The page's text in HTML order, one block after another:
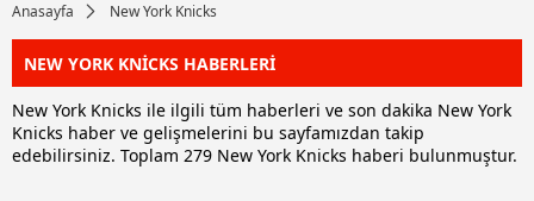
Anasayfa New York Knicks
NEW YORK KNİCKS HABERLERİ
New York Knicks ile ilgili tüm haberleri ve son dakika New York
Knicks haber ve gelişmelerini bu sayfamızdan takip
edebilirsiniz. Toplam 279 New York Knicks haberi bulunmuştur.